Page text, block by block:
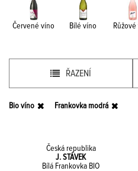
Červené víno Bílé víno
ŘAZENÍ
Bio víno Frankovka modrá
Česká republika
J. STÁVEK
Bílá Frankovka BIO